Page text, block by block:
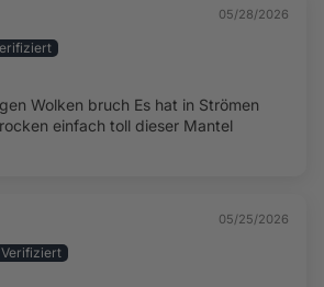
05/28/2026
Wolken bruch Es hat in Strömen
einfach toll dieser Mantel
05/25/2026